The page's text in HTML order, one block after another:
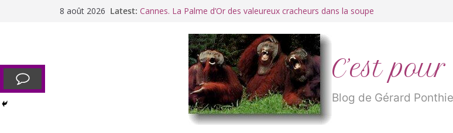
8 août 2026 Latest: Cannes. La Palme d’Or des valeureux cracheurs dans la soupe
Racisme. Moi, Picard-Marseillais traité de « blanc de merde » !
George : « Le meilleur des mondes » ou «
Le patriarcat », bouc émissaire des féministes idéologiquesC’est
Blog de Gérard